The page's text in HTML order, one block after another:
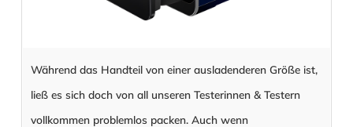
Während das Handteil von einer ausladenderen Größe ist,
ließ es sich doch von all unseren Testerinnen & Testern
vollkommen problemlos packen. Auch wenn